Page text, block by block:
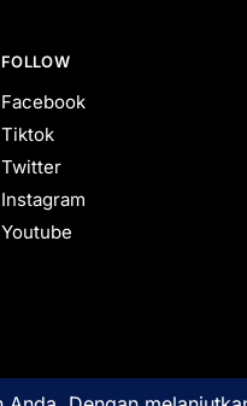
FOLLOW
Facebook
Tiktok
Twitter
Instagram
Youtube